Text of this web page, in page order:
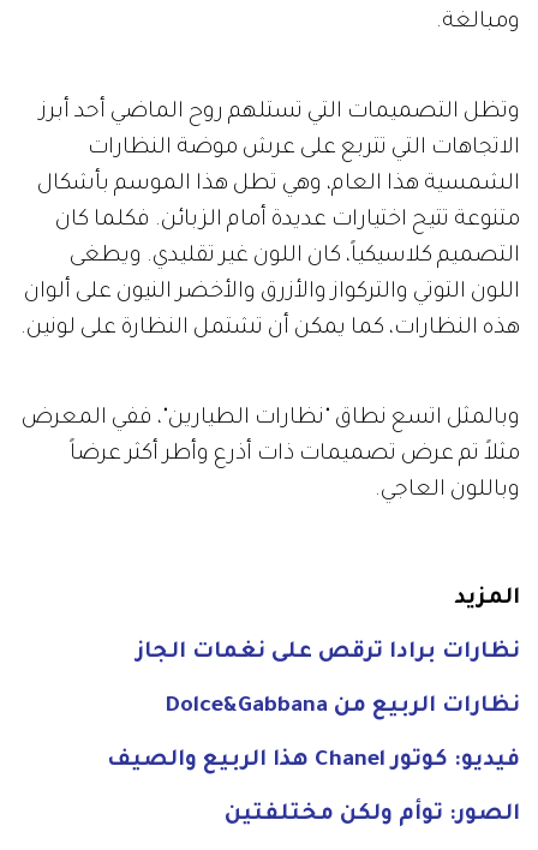
ومبالغة.
وتظل التصميمات التي تستلهم روح الماضي أحد أبرز
الاتجاهات التي تتربع على عرش موضة النظارات
الشمسية هذا العام، وهي تطل هذا الموسم بأشكال
متنوعة تتيح اختيارات عديدة أمام الزبائن. فكلما كان
التصميم كلاسيكياً، كان اللون غير تقليدي. ويطغى
اللون التوتي والتركواز والأزرق والأخضر النيون على ألوان
هذه النظارات، كما يمكن أن تشتمل النظارة على لونين.
وبالمثل اتسع نطاق "نظارات الطيارين"، ففي المعرض
مثلاً تم عرض تصميمات ذات أذرع وأطر أكثر عرضاً
وباللون العاجي.
المزيد
نظارات برادا ترقص على نغمات الجاز
نظارات الربيع من Dolce&Gabbana
فيديو: كوتور Chanel هذا الربيع والصيف
الصور: توأم ولكن مختلفتين